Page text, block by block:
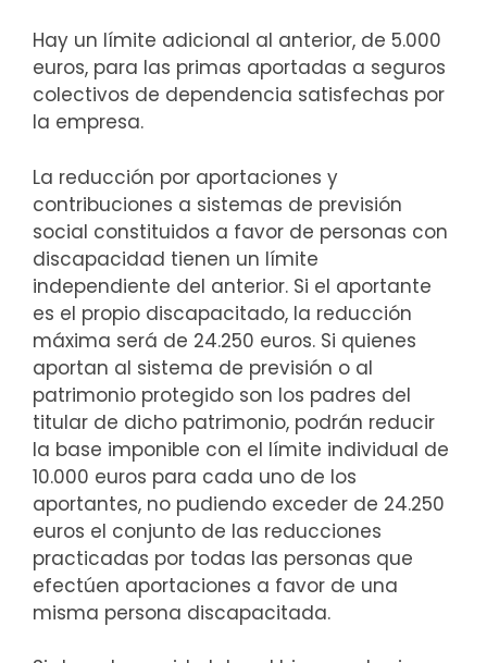
Hay un límite adicional al anterior, de 5.000
euros, para las primas aportadas a seguros
colectivos de dependencia satisfechas por
la empresa.
La reducción por aportaciones y
contribuciones a sistemas de previsión
social constituidos a favor de personas con
discapacidad tienen un límite
independiente del anterior. Si el aportante
es el propio discapacitado, la reducción
máxima será de 24.250 euros. Si quienes
aportan al sistema de previsión o al
patrimonio protegido son los padres del
titular de dicho patrimonio, podrán reducir
la base imponible con el límite individual de
10.000 euros para cada uno de los
aportantes, no pudiendo exceder de 24.250
euros el conjunto de las reducciones
practicadas por todas las personas que
efectúen aportaciones a favor de una
misma persona discapacitada.